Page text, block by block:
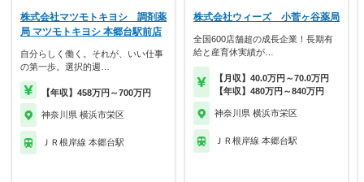
株式会社マツモトキヨシ 調剤薬
局 マツモトキヨシ 本郷台駅前店
自分らしく働く。それが、いい仕事
の第一歩。選択的週…
【年収】458万円～700万円
神奈川県 横浜市栄区
ＪＲ根岸線 本郷台駅
株式会社ウィーズ 小菅ヶ谷薬局
全国600店舗超の成長企業！長期有
給と産育休実績が…
【月収】40.0万円～70.0万円
【年収】480万円～840万円
神奈川県 横浜市栄区
ＪＲ根岸線 本郷台駅